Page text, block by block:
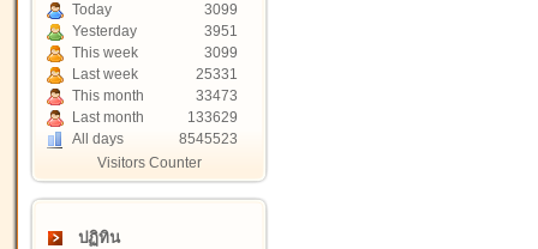
Today
3099
Yesterday
3951
This week
3099
Last week
25331
This month
33473
Last month
133629
All days
8545523
Visitors Counter
ปฏิทิน